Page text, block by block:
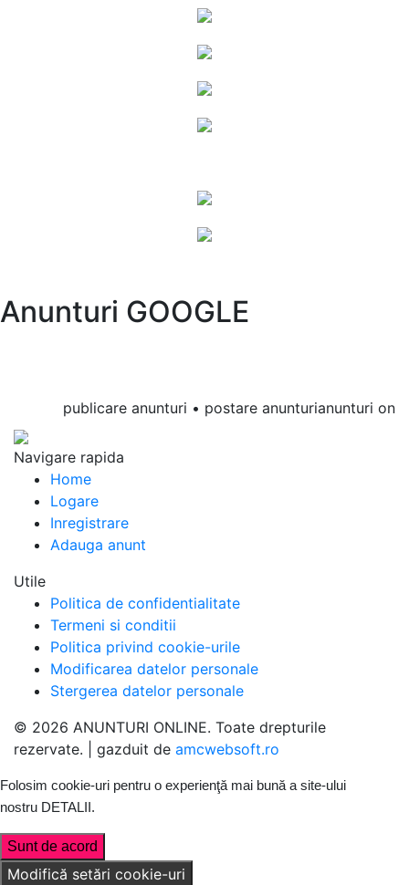
Anunturi GOOGLE
publicare anunturi • postare anunturianunturi
Navigare rapida
Home
Logare
Inregistrare
Adauga anunt
Utile
Politica de confidentialitate
Termeni si conditii
Politica privind cookie-urile
Modificarea datelor personale
Stergerea datelor personale
© 2026 ANUNTURI ONLINE. Toate drepturile
rezervate. | gazduit de amcwebsoft.ro
Folosim cookie-uri pentru o experienţă mai bună a site-ului
nostru DETALII .
Sunt de acord
Modifică setări cookie-uri